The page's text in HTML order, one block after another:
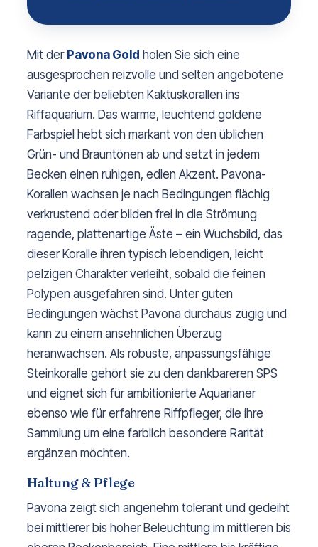
Mit der Pavona Gold holen Sie sich eine
ausgesprochen reizvolle und selten angebotene
Variante der beliebten Kaktuskorallen ins
Riffaquarium. Das warme, leuchtend goldene
Farbspiel hebt sich markant von den üblichen
Grün- und Brauntönen ab und setzt in jedem
Becken einen ruhigen, edlen Akzent. Pavona-
Korallen wachsen je nach Bedingungen flächig
verkrustend oder bilden frei in die Strömung
ragende, plattenartige Äste – ein Wuchsbild, das
dieser Koralle ihren typisch lebendigen, leicht
pelzigen Charakter verleiht, sobald die feinen
Polypen ausgefahren sind. Unter guten
Bedingungen wächst Pavona durchaus zügig und
kann zu einem ansehnlichen Überzug
heranwachsen. Als robuste, anpassungsfähige
Steinkoralle gehört sie zu den dankbareren SPS
und eignet sich für ambitionierte Aquarianer
ebenso wie für erfahrene Riffpfleger, die ihre
Sammlung um eine farblich besondere Rarität
ergänzen möchten.
Haltung & Pflege
Pavona zeigt sich angenehm tolerant und gedeiht
bei mittlerer bis hoher Beleuchtung im mittleren bis